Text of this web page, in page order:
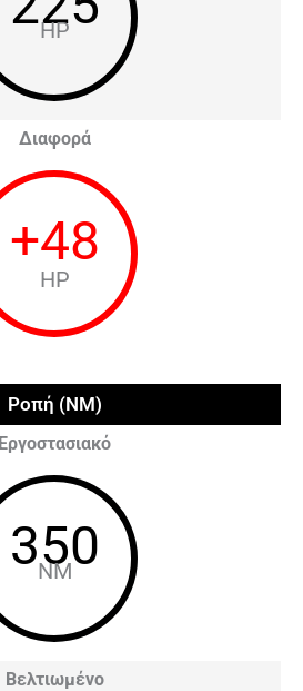
HP
Διαφορά
+48
HP
Ροπή (NM)
Εργοστασιακό
350
NM
Βελτιωμένο